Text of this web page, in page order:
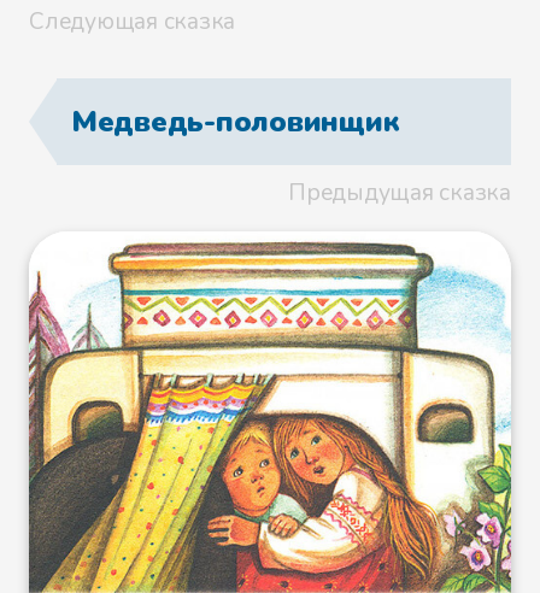
нет ни малым, ни большим
птицам: наши гнезда разоряет,
детенышей крадет, яйца таскает
да ими своих воронят питает!
послал за вороною легкого,
меньшого своего посла —
воробья. Воробей вспорхнул и
полетел за вороной. Она было ну
отговариваться, а на нее
поднялась вся птичья сила, все
пичуги, и ну щипать, клевать, к
орлу на суд гнать. Нечего делать
— каркнула и полетела, а все
Следующая сказка
Медведь-половинщик
Предыдущая сказка